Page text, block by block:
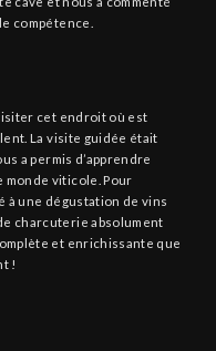
compétence.
cet endroit où est
La visite guidée était
a permis d’apprendre
monde viticole. Pour
à une dégustation de vins
charcuterie absolument
et enrichissante que
!